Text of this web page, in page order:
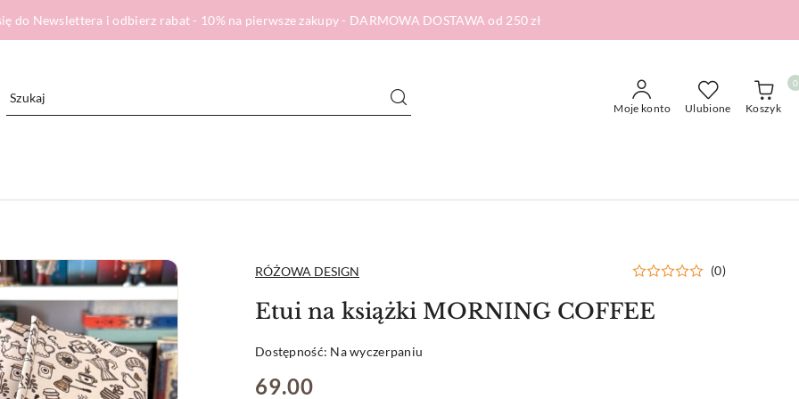
do Newslettera i odbierz rabat - 10% na pierwsze zakupy - DARMOWA DOSTAWA od 250 zł
Moje konto Ulubione Koszyk
0
NAZWA
PRODUCENTA:
RÓŻOWA DESIGN (0)
Etui na książki MORNING COFFEE
Dostępność: Na wyczerpaniu
cena:
69.00